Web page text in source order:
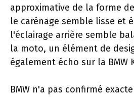
approximative de la forme
le carénage semble lisse et
l'éclairage arrière semble
la moto, un élément de
également écho sur la BMW
BMW n'a pas confirmé